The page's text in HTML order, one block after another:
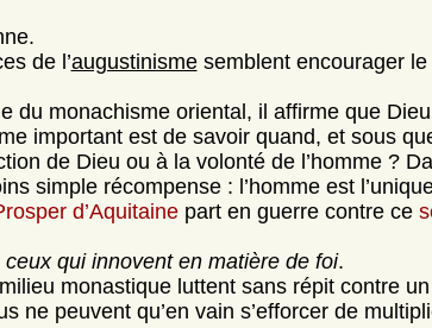
de l’augustinismesemblent encourager
du monachisme oriental, il affirme que
important est de savoir quand, et sous
de Dieu ou à la volonté de l’homme ?
simple récompense : l’homme est
d’Aquitainepart en guerre contre ce
ceux qui innovent en matière de foi.
monastique luttent sans répit contre
ne peuvent qu’en vain s’efforcer de